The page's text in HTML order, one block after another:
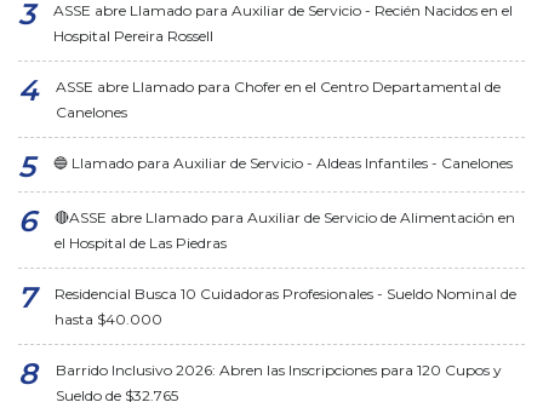
ASSE abre Llamado para Auxiliar de Servicio - Recién Nacidos en el
Hospital Pereira Rossell
ASSE abre Llamado para Chofer en el Centro Departamental de
Canelones
🔵 Llamado para Auxiliar de Servicio - Aldeas Infantiles - Canelones
🔴ASSE abre Llamado para Auxiliar de Servicio de Alimentación en
el Hospital de Las Piedras
Residencial Busca 10 Cuidadoras Profesionales - Sueldo Nominal de
hasta $40.000
Barrido Inclusivo 2026: Abren las Inscripciones para 120 Cupos y
Sueldo de $32.765